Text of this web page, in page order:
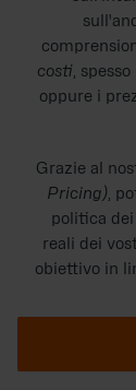
costi ,
oppure i
Grazie al
Pricing) ,
politica
reali dei
obiettivo in